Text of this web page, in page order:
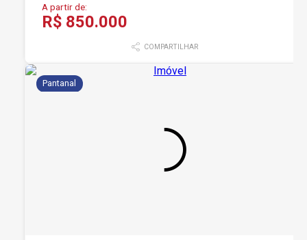
A partir de:
R$ 850.000
COMPARTILHAR
Pantanal